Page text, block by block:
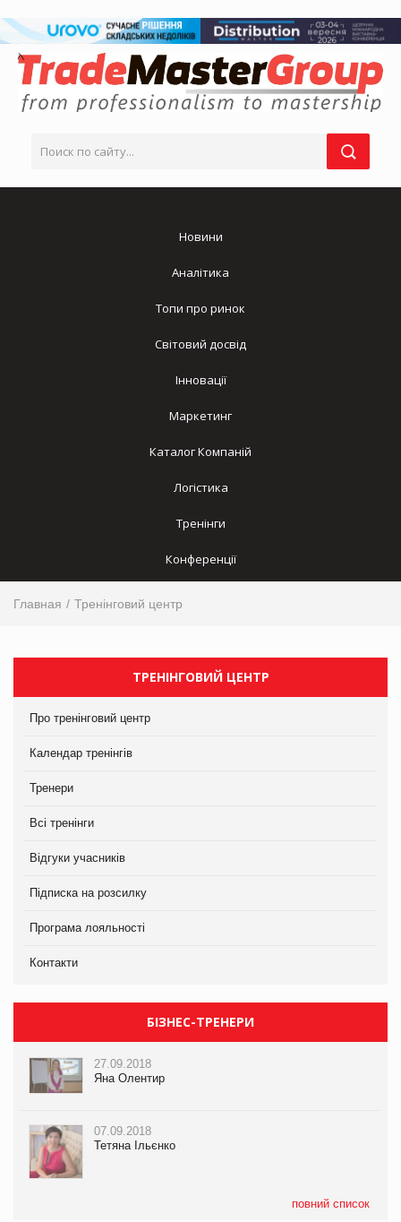
Новини
Аналітика
Топи про ринок
Світовий досвід
Інновації
Маркетинг
Каталог Компаній
Логістика
Тренінги
Конференції
Главная Тренінговий центр
ТРЕНІНГОВИЙ ЦЕНТР
Про тренінговий центр
Календар тренінгів
Тренери
Всі тренінги
Відгуки учасників
Підписка на розсилку
Програма лояльності
Контакти
БІЗНЕС-ТРЕНЕРИ
27.09.2018
Яна Олентир
07.09.2018
Тетяна Ільєнко
повний список